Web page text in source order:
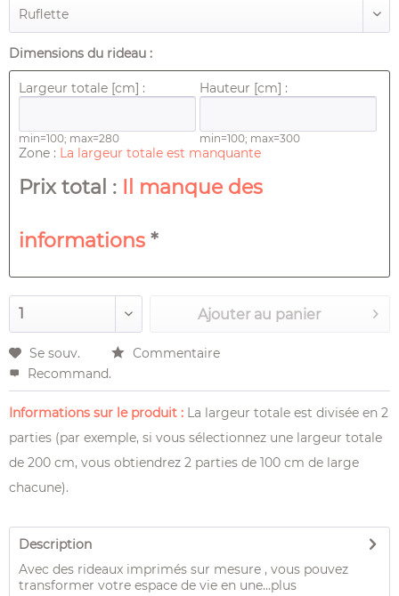
Dimensions du rideau :
Largeur totale [cm] : Hauteur [cm] :
min=100; max=280 min=100; max=300
Zone : La largeur totale est manquante
Prix ​​total : Il manque des
informations *
Ajouter au panier
Se souv.
Commentaire
Recommand.
Informations sur le produit : La largeur totale est divisée en 2
parties (par exemple, si vous sélectionnez une largeur totale
de 200 cm, vous obtiendrez 2 parties de 100 cm de large
chacune).
Description
Avec des rideaux imprimés sur mesure , vous pouvez
transformer votre espace de vie en une...plus